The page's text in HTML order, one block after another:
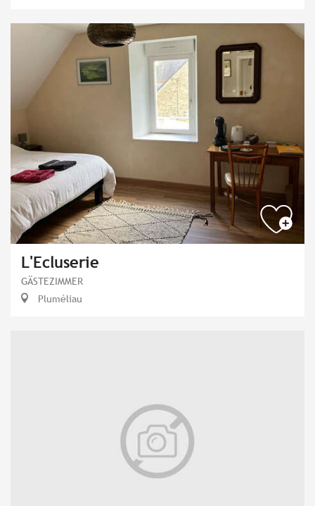
L'Ecluserie
GÄSTEZIMMER
Pluméliau